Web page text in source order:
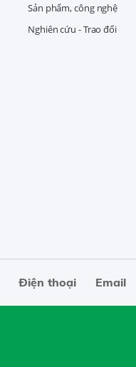
Sản phẩm, công nghệ
Nghiên cứu - Trao đổi
Email
Điện thoại